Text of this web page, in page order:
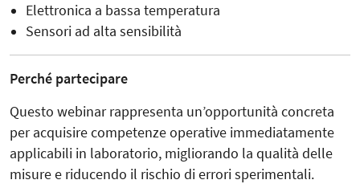
Elettronica a bassa temperatura
Sensori ad alta sensibilità
Perché partecipare
Questo webinar rappresenta un’opportunità concreta
per acquisire competenze operative immediatamente
applicabili in laboratorio, migliorando la qualità delle
misure e riducendo il rischio di errori sperimentali.